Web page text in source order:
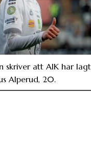
skriver att AIK har
Alperud, 20.